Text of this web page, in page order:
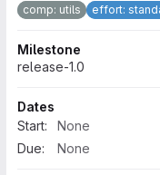
comp: utils effort:
Milestone
release-1.0
Dates
Start:
None
Due:
None